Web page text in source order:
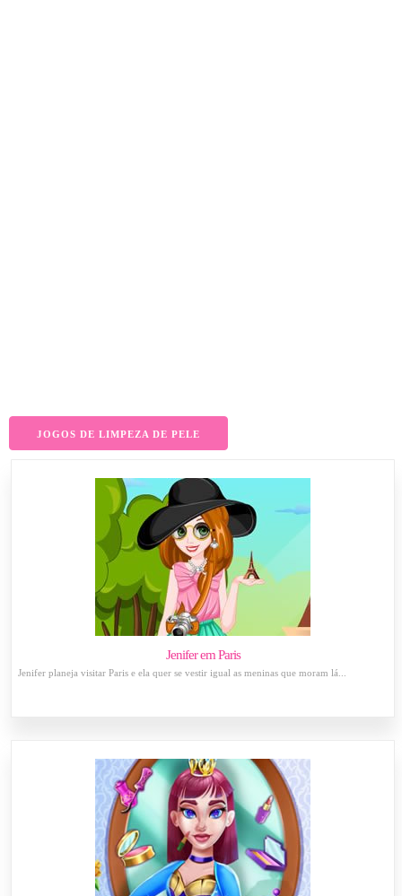
JOGOS DE LIMPEZA DE PELE
Jenifer em Paris
Jenifer planeja visitar Paris e ela quer se vestir igual as meninas que moram lá...